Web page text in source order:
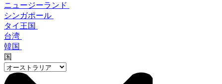
ニュージーランド
シンガポール
タイ王国
台湾
韓国
国